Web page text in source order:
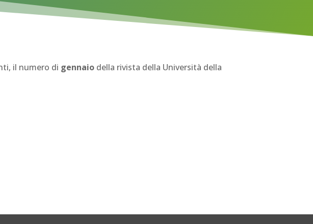
il numero di gennaio della rivista della Università della